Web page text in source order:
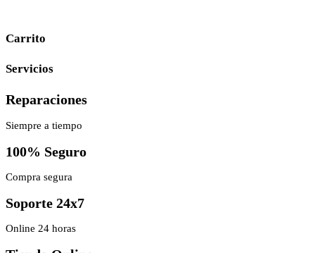
Carrito
Servicios
Reparaciones
Siempre a tiempo
100% Seguro
Compra segura
Soporte 24x7
Online 24 horas